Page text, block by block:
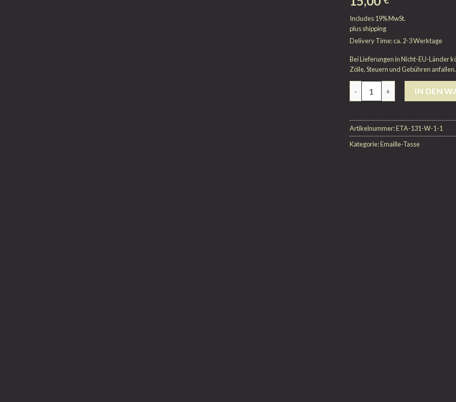
Includes 19% MwSt.
plusshipping
Delivery Time: ca. 2-3 Werktage
Bei Lieferungen in Nicht-EU-Länder
Zölle, Steuern und Gebühren anfallen.
IN DEN
Artikelnummer:ETA-131-W-1-1
Kategorie:Emaille-Tasse